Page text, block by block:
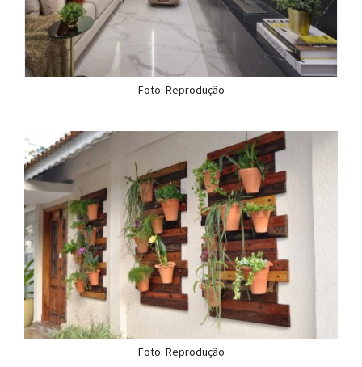
Foto: Reprodução
Foto: Reprodução